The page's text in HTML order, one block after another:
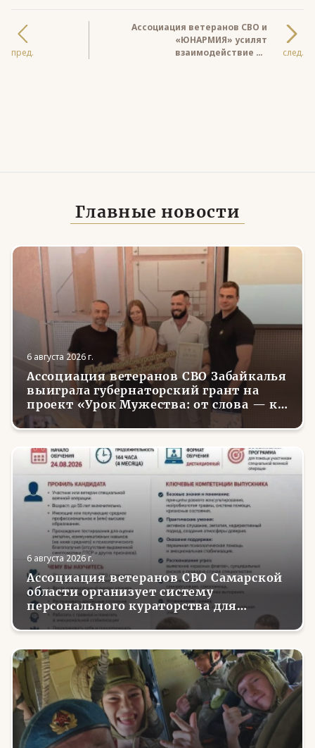
пред.
Ассоциация ветеранов СВО и
«ЮНАРМИЯ» усилят
взаимодействие по
след.
Главные новости
6 августа 2026 г.
Ассоциация ветеранов СВО Забайкалья
выиграла губернаторский грант на
проект «Урок Мужества: от слова — к
делу»
6 августа 2026 г.
Ассоциация ветеранов СВО Самарской
области организует систему
персонального кураторства для
трудоустройства и социализации
вернувшихся с фронта бойцов